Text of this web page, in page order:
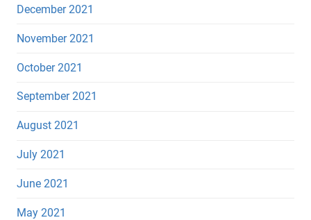
December 2021
November 2021
October 2021
September 2021
August 2021
July 2021
June 2021
May 2021